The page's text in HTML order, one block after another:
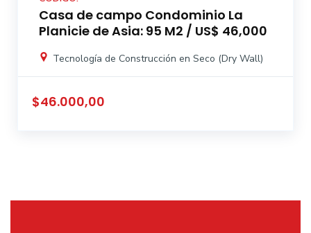
Casa de campo Condominio La
Planicie de Asia: 95 M2 / US$ 46,000
Tecnología de Construcción en Seco (Dry Wall)
$46.000,00